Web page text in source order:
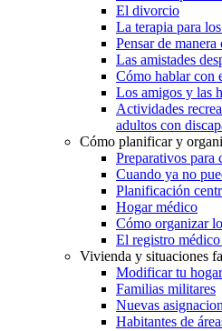
El divorcio
La terapia para
Pensar de manera
Las amistades
Cómo hablar con
Los amigos y las
Actividades
adultos con
Cómo planificar y
Preparativos para
Cuando ya no
Planificación
Hogar médico
Cómo organizar
El registro
Vivienda y situaciones
Modificar tu hogar
Familias militares
Nuevas
Habitantes de